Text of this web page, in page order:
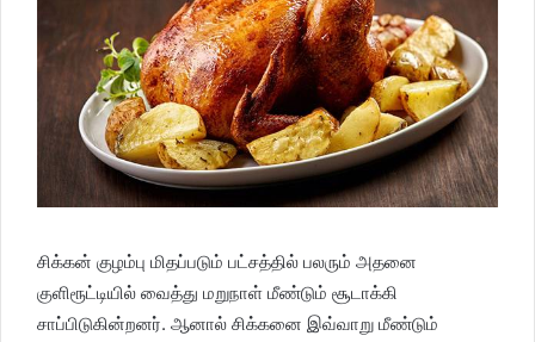
சிக்கன் குழம்பு மிதப்படும் பட்சத்தில் பலரும் அதனை
குளிரூட்டியில் வைத்து மறுநாள் மீண்டும் சூடாக்கி
சாப்பிடுகின்றனர். ஆனால் சிக்கனை இவ்வாறு மீண்டும்